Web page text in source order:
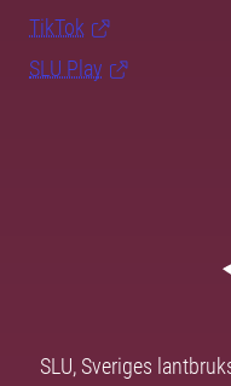
TikTok
SLU Play
SLU, Sveriges